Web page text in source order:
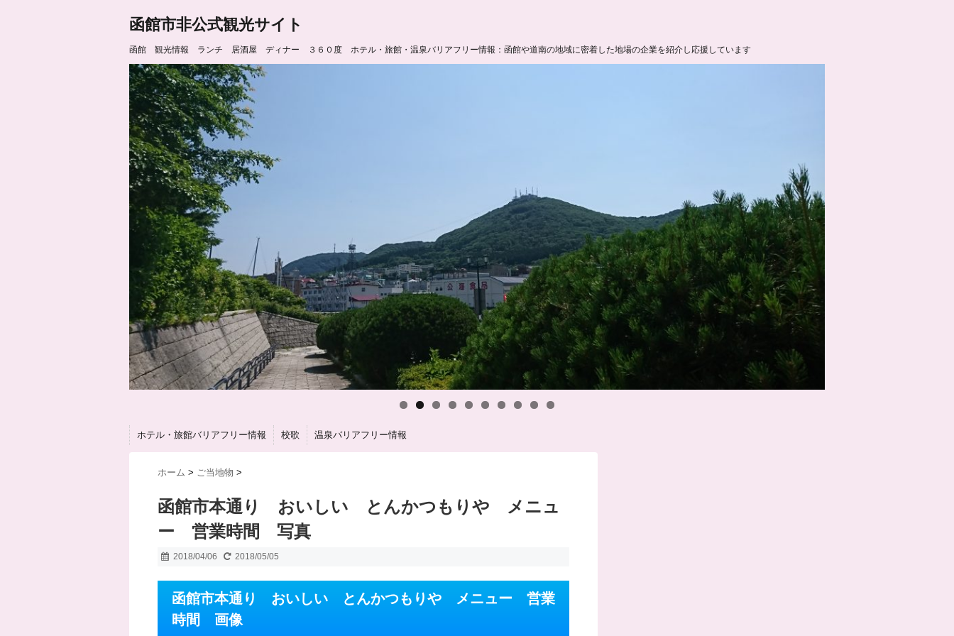
函館市非公式観光サイト
函館 観光情報 ランチ 居酒屋 ディナー ３６０度 ホテル・旅館・温泉バリアフリー情報：函館や道南の地域に密着した地場の企業を紹介し応援しています
ホテル・旅館バリアフリー情報 校歌 温泉バリアフリー情報
ホーム > ご当地物 >
函館市本通り おいしい とんかつもりや メニュ
ー 営業時間 写真
2018/04/06 2018/05/05
函館市本通り おいしい とんかつもりや メニュー 営業
時間 画像